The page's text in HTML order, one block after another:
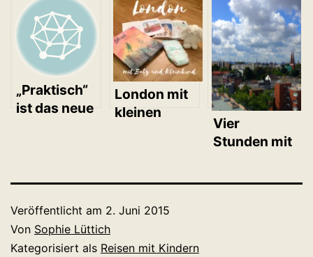
„Praktisch“
ist das neue
Tragejacke
London mit
kleinen
Vier
Stunden mit
Veröffentlicht am 2. Juni 2015
Von Sophie Lüttich
Kategorisiert als Reisen mit Kindern